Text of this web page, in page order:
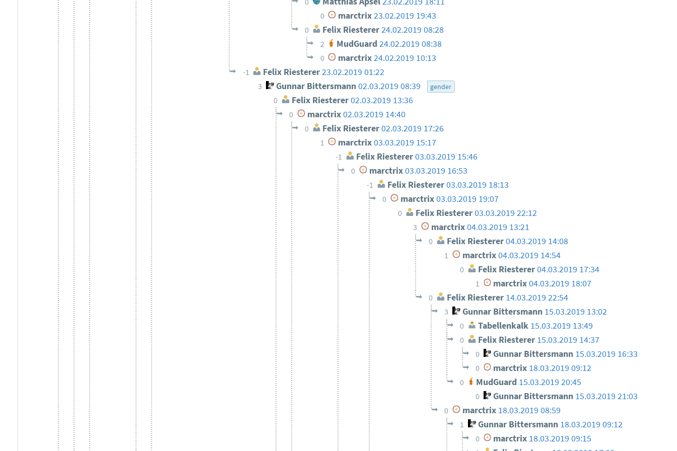
0 marctrix23.02.2019 19:43
0 Felix Riesterer 24.02.2019 08:28
2 MudGuard 24.02.2019 08:38
0 marctrix24.02.2019 10:13
-1 Felix Riesterer23.02.2019 01:22
3 Gunnar Bittersmann02.03.2019 08:39 gender
0 Felix Riesterer02.03.2019 13:36
0 marctrix02.03.2019 14:40
0 Felix Riesterer 02.03.2019 17:26
1 marctrix03.03.2019 15:17
-1 Felix Riesterer03.03.2019 15:46
0 marctrix03.03.2019 16:53
-1 Felix Riesterer03.03.2019 18:13
0 marctrix 03.03.2019 19:07
0 Felix Riesterer03.03.2019 22:12
3 marctrix04.03.2019 13:21
0 Felix Riesterer04.03.2019 14:08
1 marctrix04.03.2019 14:54
0 Felix Riesterer04.03.2019 17:34
1 marctrix 04.03.2019 18:07
0 Felix Riesterer 14.03.2019 22:54
3 Gunnar Bittersmann 15.03.2019 13:02
0 Tabellenkalk 15.03.2019 13:49
0 Felix Riesterer 15.03.2019 14:37
0 Gunnar Bittersmann 15.03.2019 16:33
0 marctrix 18.03.2019 09:12
0 MudGuard 15.03.2019 20:45
0 Gunnar Bittersmann 15.03.2019 21:03
0 marctrix 18.03.2019 08:59
1 Gunnar Bittersmann 18.03.2019 09:12
0 marctrix 18.03.2019 09:15